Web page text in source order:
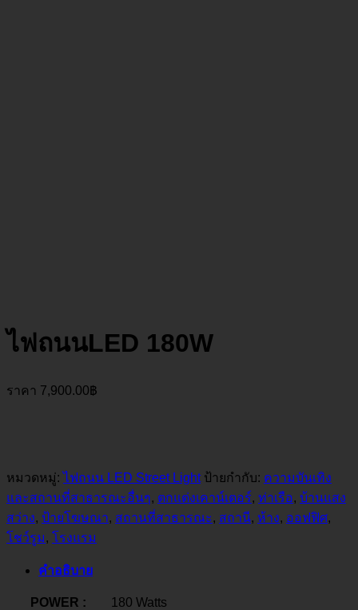
ไฟถนนLED 180W
ราคา 7,900.00฿
หมวดหมู่:ไฟถนน LED Street Light ป้ายกำกับ: ความบันเทิง
และสถานที่สาธารณะอื่นๆ, ตกแต่งเคาน์เตอร์, ท่าเรือ, บ้านแสง
สว่าง, ป้ายโฆษณา, สถานที่สาธารณะ, สถานี, ห้าง, ออฟฟิศ,
โชว์รูม, โรงแรม
คำอธิบาย
POWER :
180 Watts